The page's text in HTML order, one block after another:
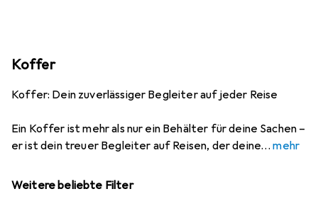
Koffer
Koffer: Dein zuverlässiger Begleiter auf jeder Reise
Ein Koffer ist mehr als nur ein Behälter für deine Sachen –
er ist dein treuer Begleiter auf Reisen, der deine
mehr
Weitere beliebte Filter